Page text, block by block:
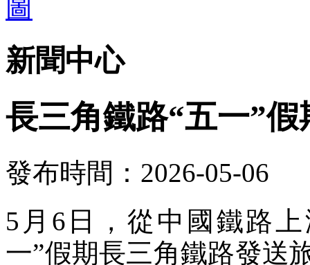
新聞中心
長三角鐵路“五一”
發布時間：2026-05-06
5月6日，從中國鐵路
一”假期長三角鐵路發送